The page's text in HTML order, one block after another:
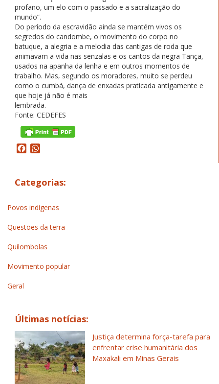
profano, um elo com o passado e a sacralização do
mundo”.
Do período da escravidão ainda se mantém vivos os
segredos do candombe, o movimento do corpo no
batuque, a alegria e a melodia das cantigas de roda que
animavam a vida nas senzalas e os cantos da negra Tança,
usados na apanha da lenha e em outros momentos de
trabalho. Mas, segundo os moradores, muito se perdeu
como o cumbá, dança de enxadas praticada antigamente e
que hoje já não é mais
lembrada.
Fonte: CEDEFES
Facebook
Categorias:
Povos indígenas
Questões da terra
Quilombolas
Movimento popular
Geral
Últimas notícias:
Justiça determina força-tarefa para
enfrentar crise humanitária dos
Maxakali em Minas Gerais